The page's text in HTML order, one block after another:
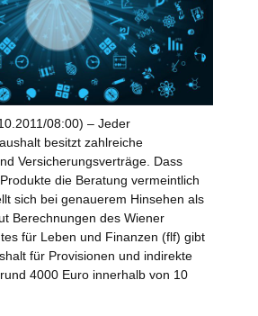
08:00) – Jeder
besitzt zahlreiche
Versicherungsverträge. Dass
die Beratung vermeintlich
sich bei genauerem Hinsehen als
Berechnungen des Wiener
für Leben und Finanzen (flf) gibt
für Provisionen und indirekte
4000 Euro innerhalb von 10